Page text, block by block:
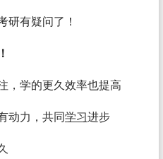
研有疑问了！
，学的更久效率也提高
动力，共同学习进步